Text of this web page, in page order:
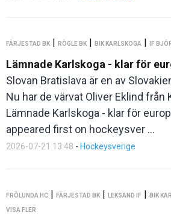
FÄRJESTAD BK | RÖGLE BK | BIK KARLSKOGA | IF
Lämnade Karlskoga - klar för
Slovan Bratislava är en av
Nu har de värvat Oliver Eklind från
Lämnade Karlskoga - klar för
appeared first on hockeysver ...
2026-07-21 13:48 - Hockeysverige
FRÖLUNDA HC | FÄRJESTAD BK | LEKSAND IF | BIK
VISA FLER